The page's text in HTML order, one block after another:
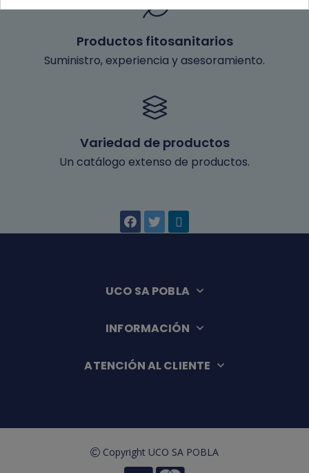
Productos fitosanitarios
Suministro, experiencia y asesoramiento.
Variedad de productos
Un catálogo extenso de productos.
UCO SA POBLA
INFORMACIÓN
ATENCIÓN AL CLIENTE
Copyright UCO SA POBLA